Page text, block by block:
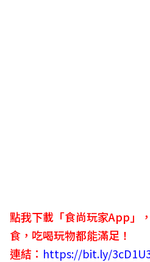
點我下載「食尚玩家App」
食，吃喝玩物都能滿足！
連結： https://bit.ly/